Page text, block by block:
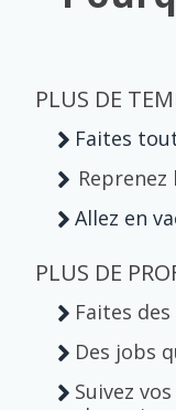
PLUS DE
Faites
Allez en
PLUS DE
Faites
Des jobs
Suivez